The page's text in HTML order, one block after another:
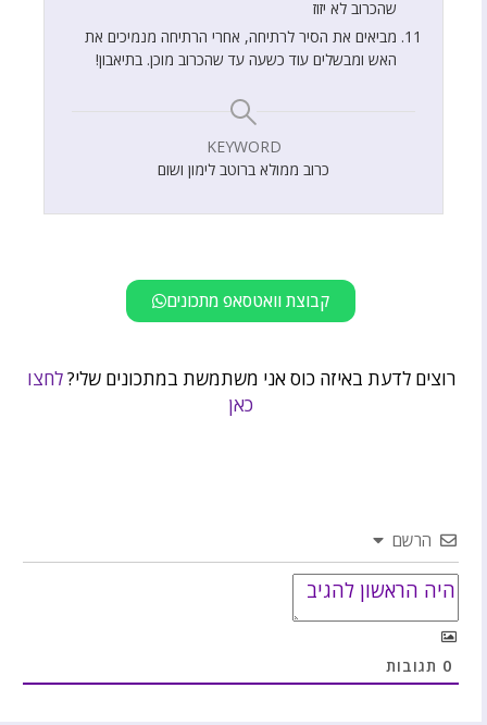
שהכרוב לא יזוז
מביאים את הסיר לרתיחה, אחרי הרתיחה מנמיכים את
האש ומבשלים עוד כשעה עד שהכרוב מוכן. בתיאבון!
KEYWORD
כרוב ממולא ברוטב לימון ושום
קבוצת וואטסאפ מתכונים
רוצים לדעת באיזה כוס אני משתמשת במתכונים שלי?לחצו
כאן
הרשם
0 תגובות